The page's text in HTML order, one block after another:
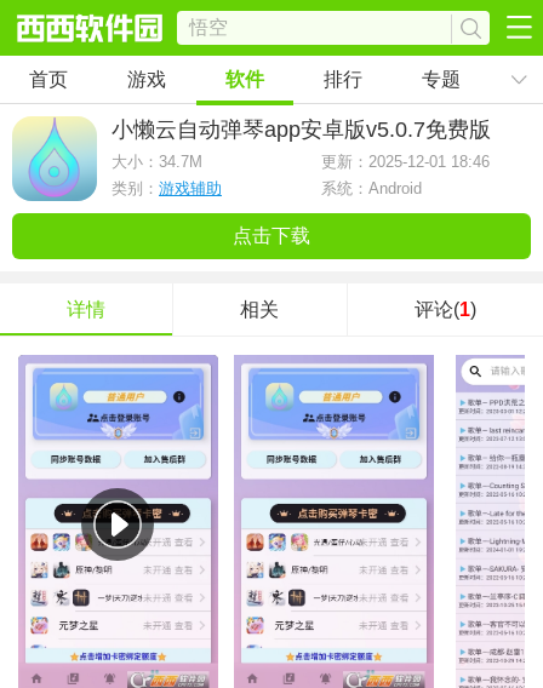
首页 游戏 软件 排行 专题
小懒云自动弹琴app安卓版v5.0.7免费版
大小： 34.7M
更新：2025-12-01 18:46
类别： 游戏辅助 系统：Android
点击下载
详情 相关 评论(1)